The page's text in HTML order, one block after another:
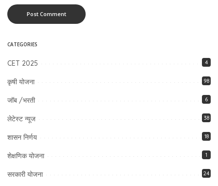
CATEGORIES
CET 2025 4
कृषी योजना 98
जॉब /भरती 6
लेटेस्ट न्यूज 38
शासन निर्णय 18
शेक्षणिक योजना 1
सरकारी योजना 24